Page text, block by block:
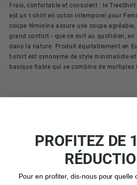
Frais, confortable et conscient : le
est un t-shirt en coton intemporel pour
coupe féminine assure une coupe
grand confort - que ce soit au quotidien, en
dans la nature. Produit équitablement en
t-shirt est synonyme de style minimaliste
basique fiable qui se combine de multiples
Producteur & origine
Certificat d'arbre
PROFITEZ DE
Pour en profiter, dis-nous pour quelle